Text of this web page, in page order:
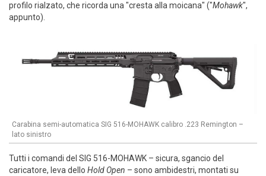
profilo rialzato, che ricorda una "cresta alla moicana" ("Mohawk",
appunto).
Carabina semi-automatica SIG 516-MOHAWK calibro .223 Remington –
lato sinistro
Tutti i comandi del SIG 516-MOHAWK – sicura, sgancio del
caricatore, leva dello Hold Open – sono ambidestri, montati su